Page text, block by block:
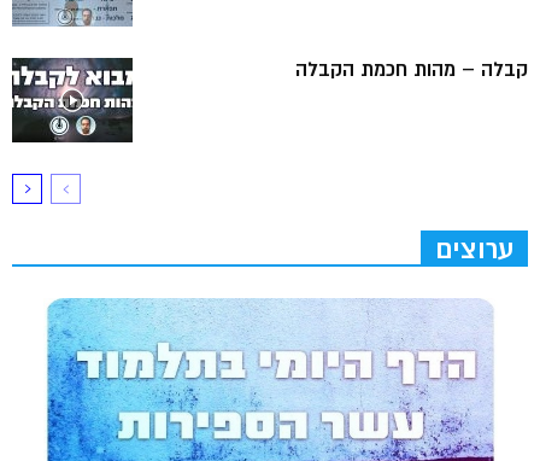
קבלה – מהות חכמת הקבלה
ערוצים